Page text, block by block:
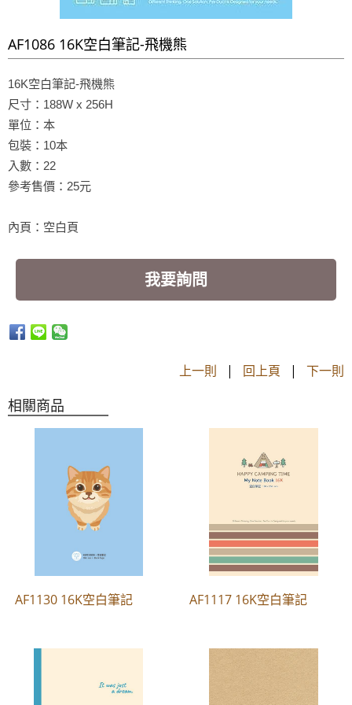
AF1086 16K空白筆記-飛機熊
16K空白筆記-飛機熊
尺寸：188W x 256H
單位：本
包裝：10本
入數：22
參考售價：25元
內頁：空白頁
我要詢問
上一則 | 回上頁 | 下一則
相關商品
AF1130 16K空白筆記 AF1117 16K空白筆記